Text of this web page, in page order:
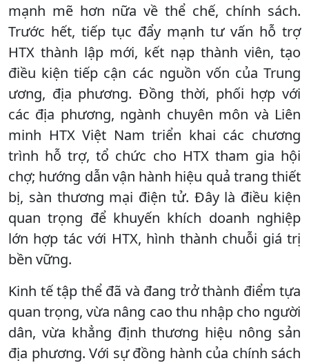
mạnh mẽ hơn nữa về thể chế, chính sách.
Trước hết, tiếp tục đẩy mạnh tư vấn hỗ trợ
HTX thành lập mới, kết nạp thành viên, tạo
điều kiện tiếp cận các nguồn vốn của Trung
ương, địa phương. Đồng thời, phối hợp với
các địa phương, ngành chuyên môn và Liên
minh HTX Việt Nam triển khai các chương
trình hỗ trợ, tổ chức cho HTX tham gia hội
chợ; hướng dẫn vận hành hiệu quả trang thiết
bị, sàn thương mại điện tử. Đây là điều kiện
quan trọng để khuyến khích doanh nghiệp
lớn hợp tác với HTX, hình thành chuỗi giá trị
bền vững.
Kinh tế tập thể đã và đang trở thành điểm tựa
quan trọng, vừa nâng cao thu nhập cho người
dân, vừa khẳng định thương hiệu nông sản
địa phương. Với sự đồng hành của chính sách